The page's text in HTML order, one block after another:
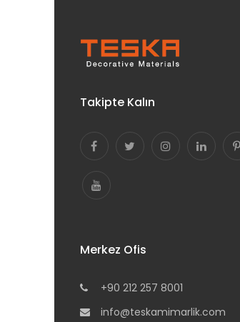
Takipte Kalın
Merkez Ofis
+90 212 257 8001
info@teskamimarlik.com